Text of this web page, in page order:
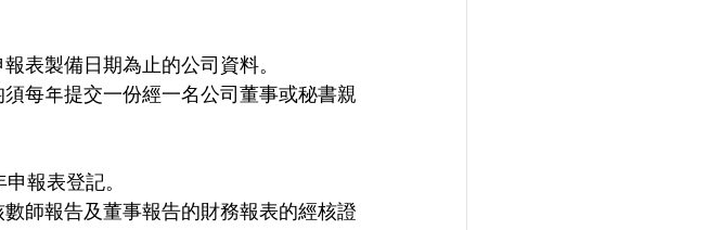
表製備日期為止的公司資料。
每年提交一份經一名公司董事或秘書親
報表登記。
師報告及董事報告的財務報表的經核證